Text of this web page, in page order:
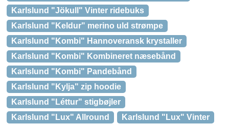
Karlslund "Jökull" Vinter ridebuks
Karlslund "Keldur" merino uld strømpe
Karlslund "Kombi" Hannoveransk krystaller
Karlslund "Kombi" Kombineret næsebånd
Karlslund "Kombi" Pandebånd
Karlslund "Kylja" zip hoodie
Karlslund "Léttur" stigbøjler
Karlslund "Lux" Allround
Karlslund "Lux" Vinter